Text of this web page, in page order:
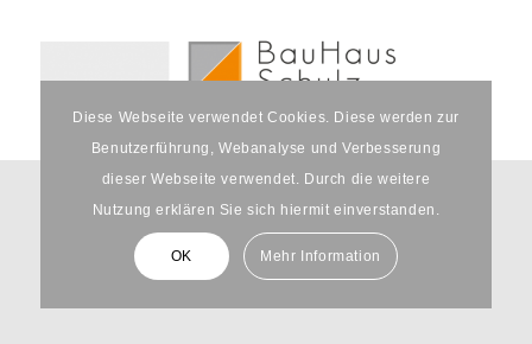
Diese Webseite verwendet Cookies. Diese werden zur
Benutzerführung, Webanalyse und Verbesserung
dieser Webseite verwendet. Durch die weitere
Nutzung erklären Sie sich hiermit einverstanden.
OK Mehr Information